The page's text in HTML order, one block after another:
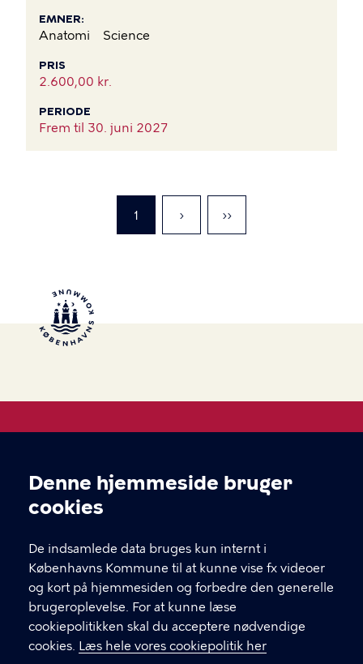
Cookieindstillinger
Denne hjemmeside bruger
cookies
De indsamlede data bruges kun internt i
Københavns Kommune til at kunne vise fx videoer
og kort på hjemmesiden og forbedre den generelle
brugeroplevelse. For at kunne læse
cookiepolitikken skal du acceptere nødvendige
cookies. Læs hele vores cookiepolitik her
EMNER
Anatomi Science
PRIS
2.600,00 kr.
PERIODE
Frem til 30. juni 2027
Nuværende
1 Gå
› Gå
››
Hvis du skal i kontakt med leverandøren af et tilbud,
KONTAKT
Børne- og ungdomsforvaltningen